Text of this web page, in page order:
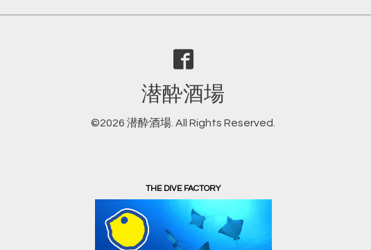
潜酔酒場
©2026 潜酔酒場 . All Rights Reserved.
THE DIVE FACTORY